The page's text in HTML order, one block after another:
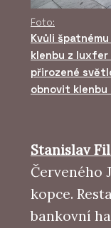
Foto:
Kvůli
klenbu z
přirozené
obnovit
Stanislav
Červeného
kopce.
bankovní